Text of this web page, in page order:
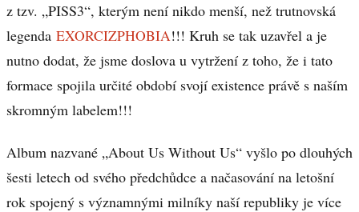
z tzv. „PISS3“, kterým není nikdo menší, než trutnovská
legenda EXORCIZPHOBIA!!! Kruh se tak uzavřel a je
nutno dodat, že jsme doslova u vytržení z toho, že i tato
formace spojila určité období svojí existence právě s naším
skromným labelem!!!
Album nazvané „About Us Without Us“ vyšlo po dlouhých
šesti letech od svého předchůdce a načasování na letošní
rok spojený s významnými milníky naší republiky je více